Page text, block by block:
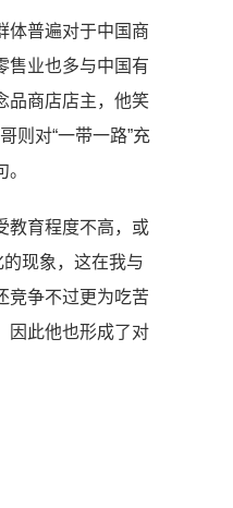
体普遍对于中国商
售业也多与中国有
品商店店主，他笑
则对“一带一路”充
教育程度不高，或
现象，这在我与
竞争不过更为吃苦
因此他也形成了对